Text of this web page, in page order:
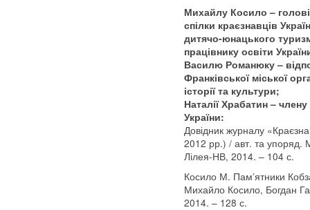
Михайлу Косило – голові
спілки краєзнавців
дитячо-юнацького
працівнику освіти
Василю Романюку –
Франківської міської
історії та культури;
Наталії Храбатин –
України:
Довідник журналу
2012 рр.) / авт. та упоряд.
Лілея-НВ, 2014. – 104 с.
Косило М. Пам’ятники
Михайло Косило, Богдан
2014. – 128 с.